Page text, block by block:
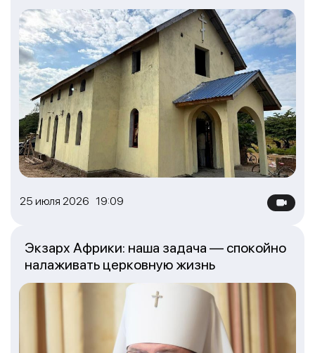
25 июля 2026 19:09
Экзарх Африки: наша задача — спокойно
налаживать церковную жизнь